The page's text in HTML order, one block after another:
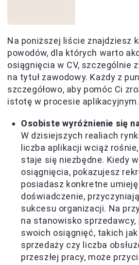
Na poniższej liście znajdziesz
powodów, dla których warto
osiągnięcia w CV, szczególnie
na tytuł zawodowy. Każdy z
szczegółowo, aby pomóc Ci
istotę w procesie aplikacyjnym.
Osobiste wyróżnienie się
W dzisiejszych realiach
liczba aplikacji wciąż
staje się niezbędne. Kiedy
osiągnięcia, pokazujesz
posiadasz konkretne
doświadczenie,
sukcesu organizacji. Na
na stanowisko sprzedawcy,
swoich osiągnięć, takich
sprzedaży czy liczba
przeszłej pracy, może